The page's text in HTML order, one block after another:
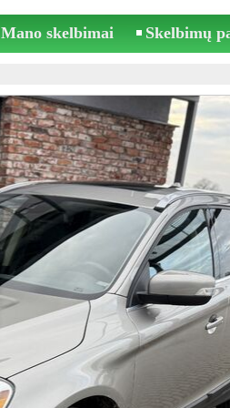
Mano skelbimai Skelbimų